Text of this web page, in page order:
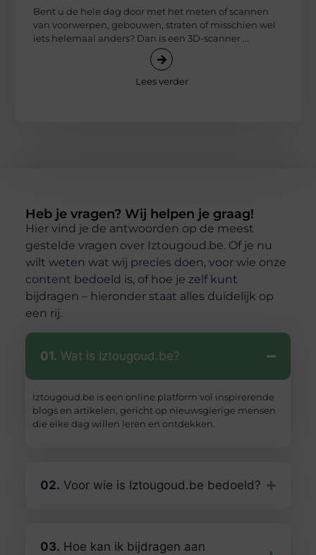
Bent u de hele dag door met het meten of scannen
van voorwerpen, gebouwen, straten of misschien wel
iets helemaal anders? Dan is een 3D-scanner ...
Lees verder
Heb je vragen? Wij helpen je graag!
Hier vind je de antwoorden op de meest
gestelde vragen over Iztougoud.be. Of je nu
wilt weten wat wij precies doen, voor wie onze
content bedoeld is, of hoe je zelf kunt
bijdragen – hieronder staat alles duidelijk op
een rij.
01. Wat is Iztougoud.be?
Iztougoud.be is een online platform vol inspirerende
blogs en artikelen, gericht op nieuwsgierige mensen
die elke dag willen leren en ontdekken.
02. Voor wie is Iztougoud.be bedoeld?
03. Hoe kan ik bijdragen aan